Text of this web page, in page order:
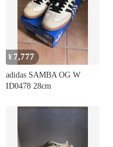
¥ 7,777
adidas SAMBA OG W
ID0478 28cm